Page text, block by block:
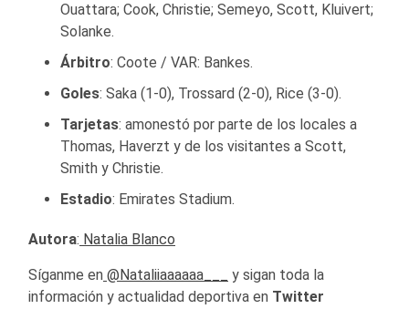
Ouattara; Cook, Christie; Semeyo, Scott, Kluivert;
Solanke.
Árbitro: Coote / VAR: Bankes.
Goles: Saka (1-0), Trossard (2-0), Rice (3-0).
Tarjetas: amonestó por parte de los locales a
Thomas, Haverzt y de los visitantes a Scott,
Smith y Christie.
Estadio: Emirates Stadium.
Autora: Natalia Blanco
Síganme en @Nataliiaaaaaa___
y sigan toda la
información y actualidad deportiva en Twitter